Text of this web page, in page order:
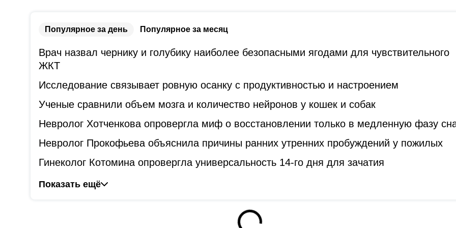
Популярное за день Популярное за месяц
Врач назвал чернику и голубику наиболее безопасными ягодами для чувствительного
ЖКТ
Исследование связывает ровную осанку с продуктивностью и настроением
Ученые сравнили объем мозга и количество нейронов у кошек и собак
Невролог Хотченкова опровергла миф о восстановлении только в медленную фазу
Невролог Прокофьева объяснила причины ранних утренних пробуждений у пожилых
Гинеколог Котомина опровергла универсальность 14-го дня для зачатия
Показать ещё